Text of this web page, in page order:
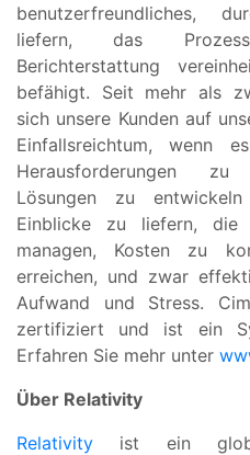
benutzerfreundliches,
liefern, das
Berichterstattung
befähigt. Seit mehr als
sich unsere Kunden auf
Einfallsreichtum, wenn
Herausforderungen
Lösungen zu
Einblicke zu liefern, die
managen, Kosten zu
erreichen, und zwar
Aufwand und Stress.
zertifiziert und ist ein
Erfahren Sie mehr unter
Über Relativity
Relativity ist ein